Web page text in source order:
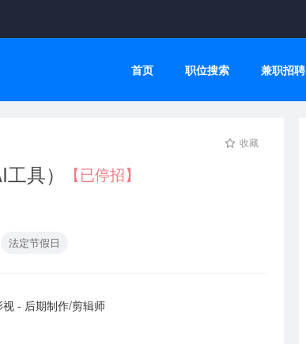
首页 职位搜索 兼职招聘
收藏
具） 【已停招】
法定节假日
视 - 后期制作/剪辑师